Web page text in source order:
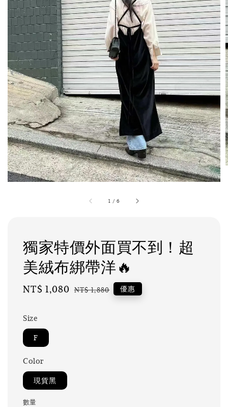
1 /6
獨家特價外面買不到！超
美絨布綁帶洋🔥
Sale
NT$ 1,080 Regular
NT$ 1,880 優惠
Size
F
Color
現貨黑
數量